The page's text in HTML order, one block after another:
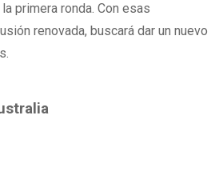
primera ronda. Con esas
renovada, buscará dar un nuevo